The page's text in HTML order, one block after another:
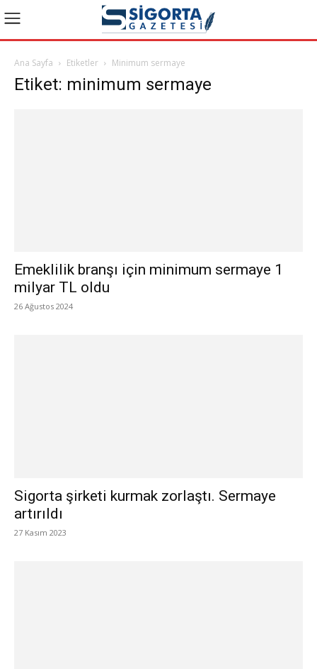
Ana Sayfa Etiketler Minimum sermaye
Etiket: minimum sermaye
Emeklilik branşı için minimum sermaye 1
milyar TL oldu
26 Ağustos 2024
Sigorta şirketi kurmak zorlaştı. Sermaye
artırıldı
27 Kasım 2023